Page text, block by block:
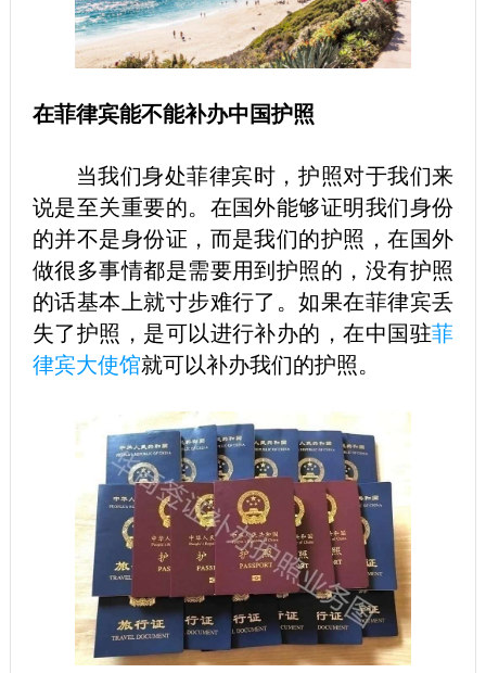
在菲律宾能不能补办中国护照
当我们身处菲律宾时，护照对于我们来
说是至关重要的。在国外能够证明我们身份
的并不是身份证，而是我们的护照，在国外
做很多事情都是需要用到护照的，没有护照
的话基本上就寸步难行了。如果在菲律宾丢
失了护照，是可以进行补办的，在中国驻菲
律宾大使馆就可以补办我们的护照。